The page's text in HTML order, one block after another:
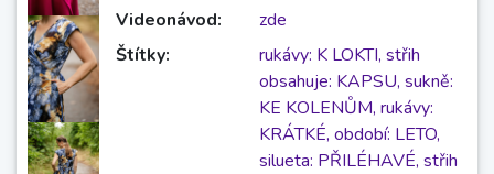
Videonávod:
zde
Štítky:
rukávy: K LOKTI, střih
obsahuje: KAPSU, sukně:
KE KOLENŮM, rukávy:
KRÁTKÉ, období: LETO,
silueta: PŘILÉHAVÉ, střih